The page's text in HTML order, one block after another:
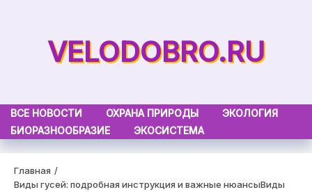
VELODOBRO.RU
ВСЕ НОВОСТИ ОХРАНА ПРИРОДЫ
ЭКОЛОГИЯ
БИОРАЗНООБРАЗИЕ
ЭКОСИСТЕМА
Главная
Виды гусей: подробная инструкция и важные нюансыВиды